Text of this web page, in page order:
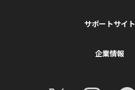
サポートサイト
企業情報